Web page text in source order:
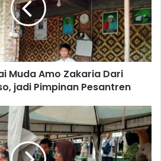
Muda Amo Zakaria Dari
jadi Pimpinan Pesantren